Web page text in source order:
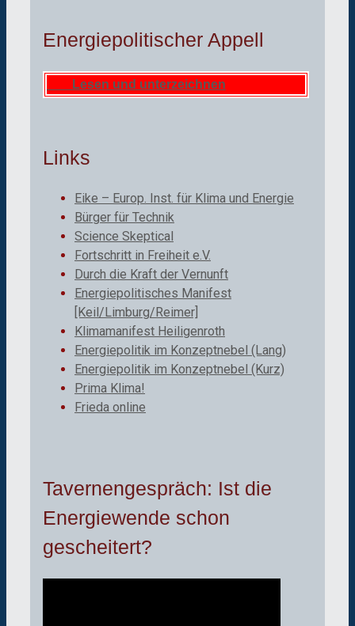
Energiepolitischer Appell
Lesen und unterzeichnen
Links
Eike – Europ. Inst. für Klima und Energie
Bürger für Technik
Science Skeptical
Fortschritt in Freiheit e.V.
Durch die Kraft der Vernunft
Energiepolitisches Manifest
[Keil/Limburg/Reimer]
Klimamanifest Heiligenroth
Energiepolitik im Konzeptnebel (Lang)
Energiepolitik im Konzeptnebel (Kurz)
Prima Klima!
Frieda online
Tavernengespräch: Ist die
Energiewende schon
gescheitert?